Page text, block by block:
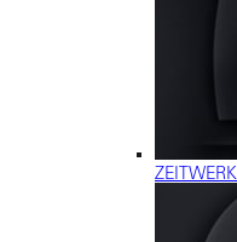
ZEITWERK